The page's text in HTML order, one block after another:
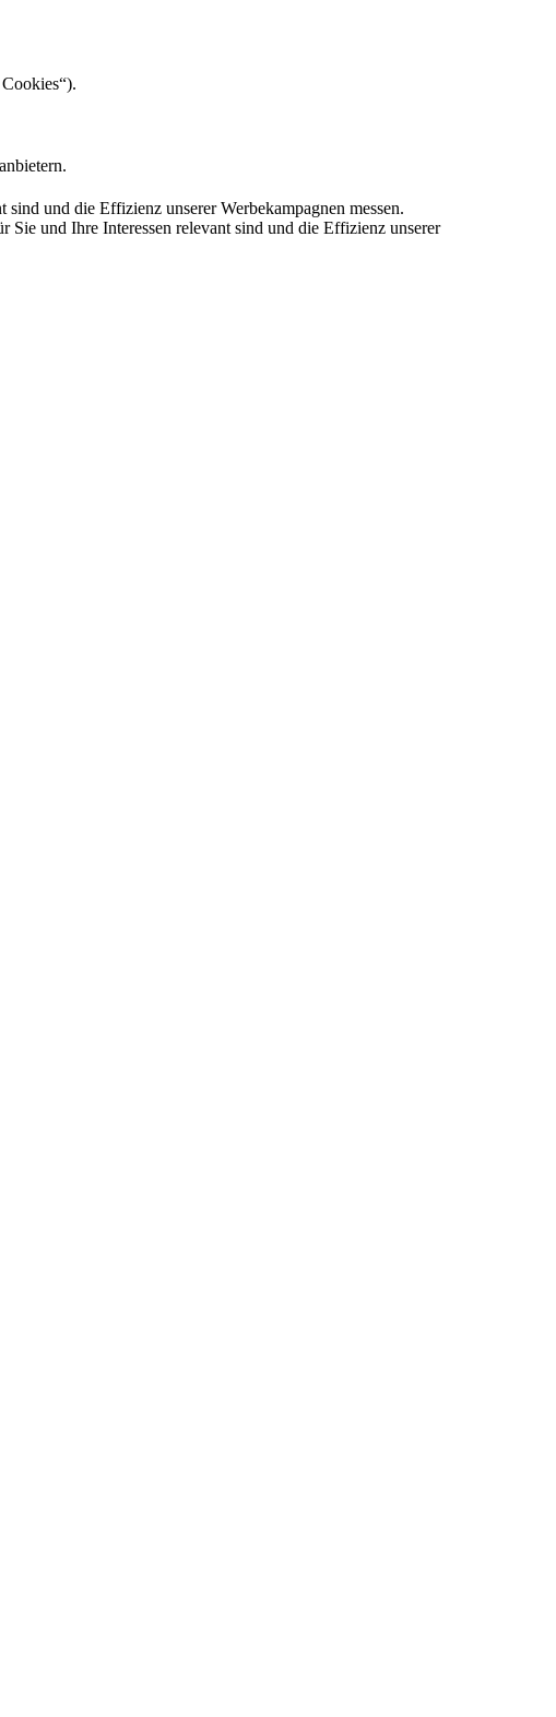
und die Effizienz unserer Werbekampagnen messen.
Sie und Ihre Interessen relevant sind und die Effizienz unserer